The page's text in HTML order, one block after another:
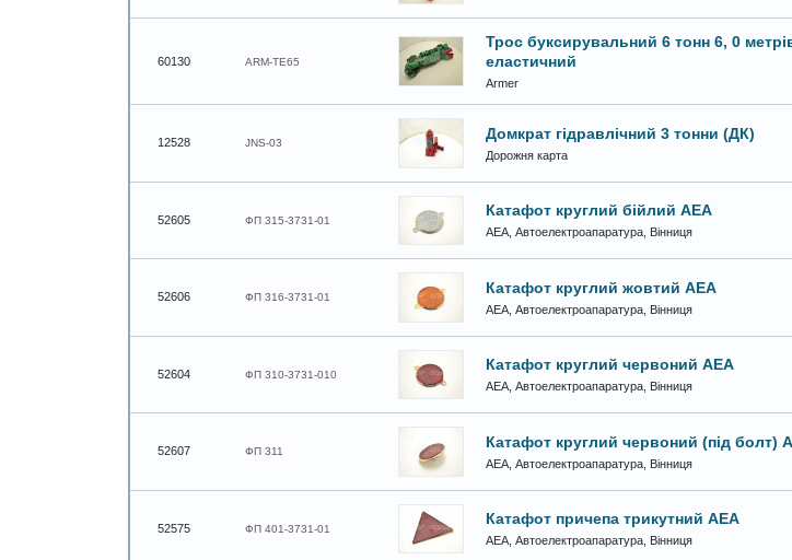
60130 ARM-TE65
Трос буксирувальний 6 тонн 6, 0
еластичний
Armer
12528 JNS-03
Домкрат гідравлічний 3 тонни (ДК)
Дорожня карта
52605 ФП 315-3731-01
Катафот круглий бійлий АЕА
АЕА, Автоелектроапаратура, Вінниця
52606 ФП 316-3731-01
Катафот круглий жовтий АЕА
АЕА, Автоелектроапаратура, Вінниця
52604 ФП 310-3731-010
Катафот круглий червоний АЕА
АЕА, Автоелектроапаратура, Вінниця
52607 ФП 311
Катафот круглий червоний (під болт)
АЕА, Автоелектроапаратура, Вінниця
52575 ФП 401-3731-01
Катафот причепа трикутний АЕА
АЕА, Автоелектроапаратура, Вінниця